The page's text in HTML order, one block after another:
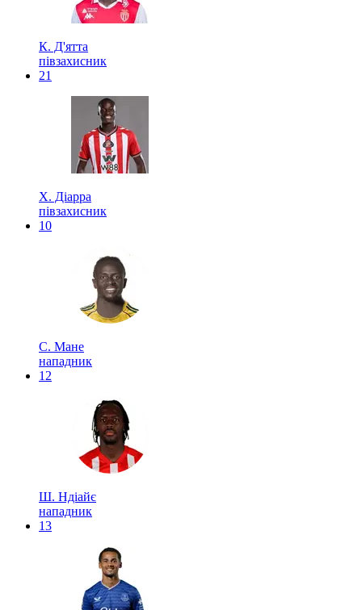
К. Д'ятта
півзахисник
21
Х. Діарра
півзахисник
10
С. Мане
нападник
12
Ш. Ндіайє
нападник
13